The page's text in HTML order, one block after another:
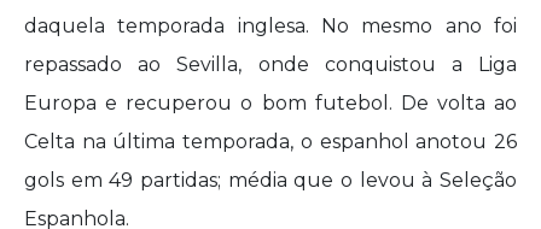
daquela temporada inglesa. No mesmo ano foi
repassado ao Sevilla, onde conquistou a Liga
Europa e recuperou o bom futebol. De volta ao
Celta na última temporada, o espanhol anotou 26
gols em 49 partidas; média que o levou à Seleção
Espanhola.